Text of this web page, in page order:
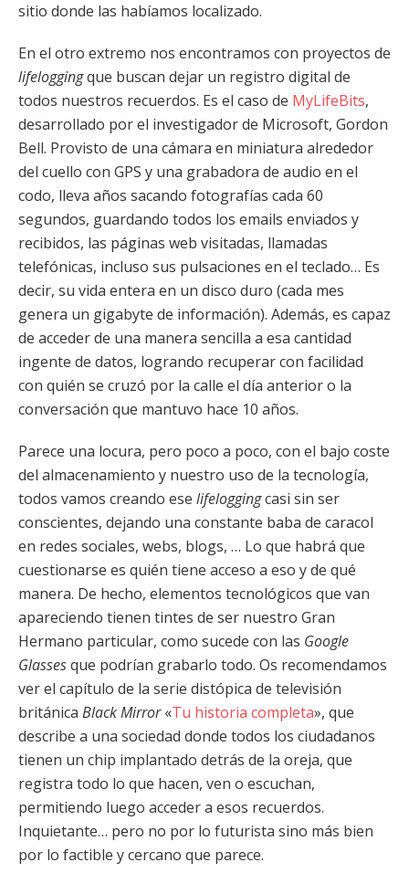
sitio donde las habíamos localizado.
En el otro extremo nos encontramos con proyectos de
lifeloggingque buscan dejar un registro digital de
todos nuestros recuerdos. Es el caso de MyLifeBits,
desarrollado por el investigador de Microsoft, Gordon
Bell. Provisto de una cámara en miniatura alrededor
del cuello con GPS y una grabadora de audio en el
codo, lleva años sacando fotografías cada 60
segundos, guardando todos los emails enviados y
recibidos, las páginas web visitadas, llamadas
telefónicas, incluso sus pulsaciones en el teclado… Es
decir, su vida entera en un disco duro (cada mes
genera un gigabyte de información). Además, es capaz
de acceder de una manera sencilla a esa cantidad
ingente de datos, logrando recuperar con facilidad
con quién se cruzó por la calle el día anterior o la
conversación que mantuvo hace 10 años.
Parece una locura, pero poco a poco, con el bajo coste
del almacenamiento y nuestro uso de la tecnología,
todos vamos creando ese lifeloggingcasi sin ser
conscientes, dejando una constante baba de caracol
en redes sociales, webs, blogs, … Lo que habrá que
cuestionarse es quién tiene acceso a eso y de qué
manera. De hecho, elementos tecnológicos que van
apareciendo tienen tintes de ser nuestro Gran
Hermano particular, como sucede con las Google
Glassesque podrían grabarlo todo. Os recomendamos
ver el capítulo de la serie distópica de televisión
británica Black Mirror«Tu historia completa», que
describe a una sociedad donde todos los ciudadanos
tienen un chip implantado detrás de la oreja, que
registra todo lo que hacen, ven o escuchan,
permitiendo luego acceder a esos recuerdos.
Inquietante… pero no por lo futurista sino más bien
por lo factible y cercano que parece.